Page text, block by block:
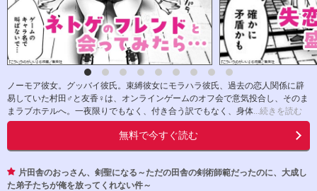
ノーモア彼女。グッバイ彼氏。束縛彼女にモラハラ彼氏、過去の恋人関係に辟
易していた村田♂と友香♀は、オンラインゲームのオフ会で意気投合し、そのま
まラブホテルへ。一夜限りでもなく、付き合う訳でもなく、身体 ...続きを読む
無料で今すぐ読む
片田舎のおっさん、剣聖になる～ただの田舎の剣術師範だったのに、大成し
た弟子たちが俺を放ってくれない件～